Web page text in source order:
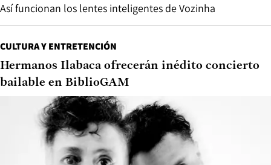
Así funcionan los lentes inteligentes de Vozinha
CULTURA Y ENTRETENCIÓN
Hermanos Ilabaca ofrecerán inédito concierto
bailable en BiblioGAM